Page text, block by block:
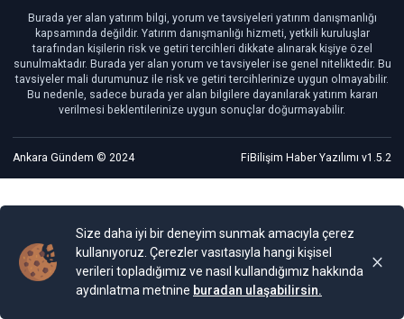
Burada yer alan yatırım bilgi, yorum ve tavsiyeleri yatırım danışmanlığı
kapsamında değildir. Yatırım danışmanlığı hizmeti, yetkili kuruluşlar
tarafından kişilerin risk ve getiri tercihleri dikkate alınarak kişiye özel
sunulmaktadır. Burada yer alan yorum ve tavsiyeler ise genel niteliktedir. Bu
tavsiyeler mali durumunuz ile risk ve getiri tercihlerinize uygun olmayabilir.
Bu nedenle, sadece burada yer alan bilgilere dayanılarak yatırım kararı
verilmesi beklentilerinize uygun sonuçlar doğurmayabilir.
Ankara Gündem © 2024 FiBilişim Haber Yazılımı v1.5.2
Size daha iyi bir deneyim sunmak amacıyla çerez
kullanıyoruz. Çerezler vasıtasıyla hangi kişisel
verileri topladığımız ve nasıl kullandığımız hakkında
aydınlatma metnine buradan ulaşabilirsin.